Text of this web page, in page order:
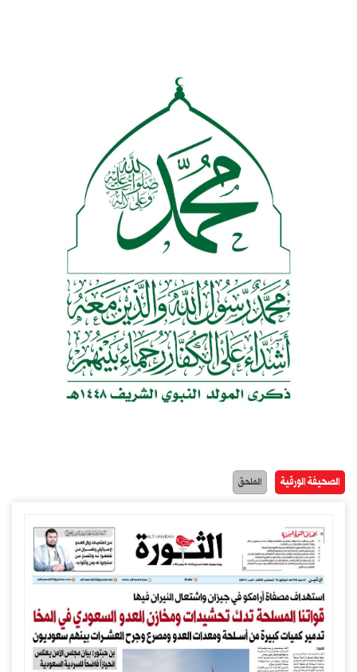
الصحيفة الورقية الملحق